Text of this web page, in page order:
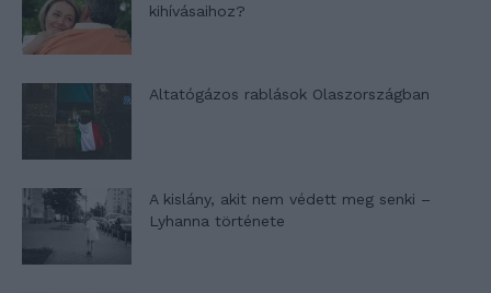
kihívásaihoz?
Altatógázos rablások Olaszországban
A kislány, akit nem védett meg senki –
Lyhanna története